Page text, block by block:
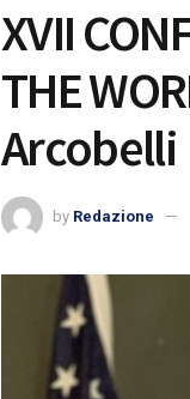
XVII
THE
Arcobelli
by Redazione